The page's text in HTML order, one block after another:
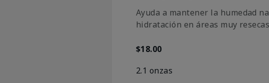
Ayuda a mantener la humedad
hidratación en áreas muy
$18.00
2.1 onzas